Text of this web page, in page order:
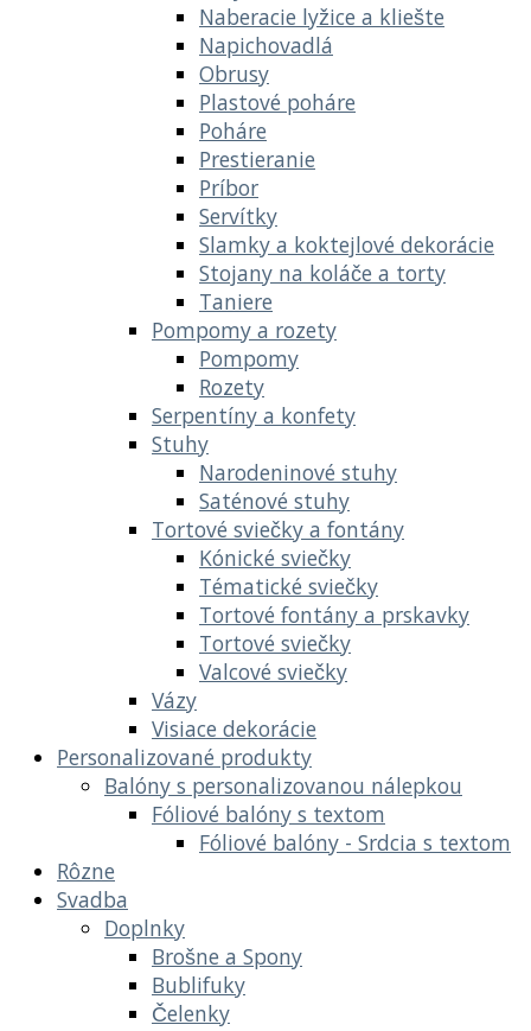
Naberacie lyžice a kliešte
Napichovadlá
Obrusy
Plastové poháre
Poháre
Prestieranie
Príbor
Servítky
Slamky a koktejlové dekorácie
Stojany na koláče a torty
Taniere
Pompomy a rozety
Pompomy
Rozety
Serpentíny a konfety
Stuhy
Narodeninové stuhy
Saténové stuhy
Tortové sviečky a fontány
Kónické sviečky
Tématické sviečky
Tortové fontány a prskavky
Tortové sviečky
Valcové sviečky
Vázy
Visiace dekorácie
Personalizované produkty
Balóny s personalizovanou nálepkou
Fóliové balóny s textom
Fóliové balóny - Srdcia s textom
Rôzne
Svadba
Doplnky
Brošne a Spony
Bublifuky
Čelenky